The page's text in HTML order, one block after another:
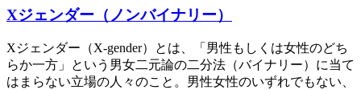
Xジェンダー（ノンバイナリー）
Xジェンダー（X-gender）とは、「男性もしくは女性のどち
らか一方」という男女二元論の二分法（バイナリー）に当て
はまらない立場の人々のこと。男性女性のいずれでもない、